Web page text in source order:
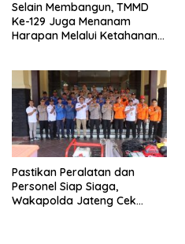
Selain Membangun, TMMD
Ke-129 Juga Menanam
Harapan Melalui Ketahanan
Pastikan Peralatan dan
Personel Siap Siaga,
Wakapolda Jateng Cek